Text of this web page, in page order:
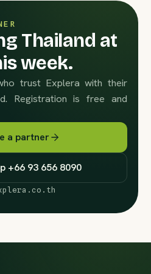
Thailand at
week.
trust Explera with their
Registration is free and
a partner
+66 93 656 8090